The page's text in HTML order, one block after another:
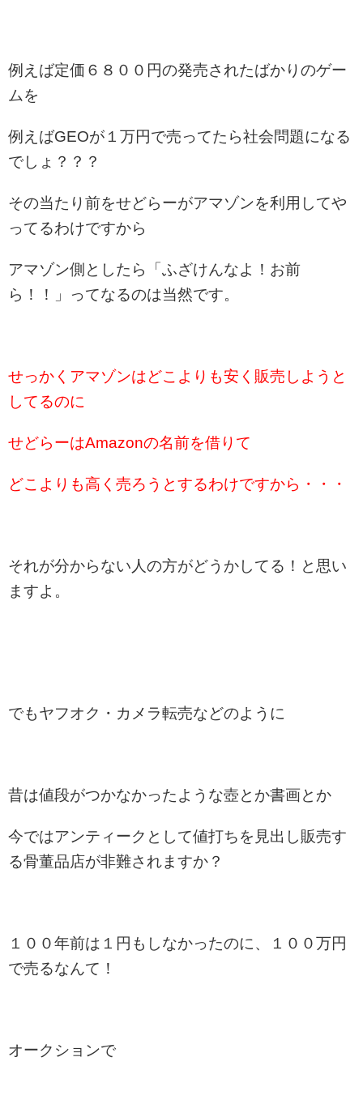
例えば定価６８００円の発売されたばかりのゲー
ムを
例えばGEOが１万円で売ってたら社会問題になる
でしょ？？？
その当たり前をせどらーがアマゾンを利用してや
ってるわけですから
アマゾン側としたら「ふざけんなよ！お前
ら！！」ってなるのは当然です。
せっかくアマゾンはどこよりも安く販売しようと
してるのに
せどらーはAmazonの名前を借りて
どこよりも高く売ろうとするわけですから・・・
それが分からない人の方がどうかしてる！と思い
ますよ。
でもヤフオク・カメラ転売などのように
昔は値段がつかなかったような壺とか書画とか
今ではアンティークとして値打ちを見出し販売す
る骨董品店が非難されますか？
１００年前は１円もしなかったのに、１００万円
で売るなんて！
オークションで